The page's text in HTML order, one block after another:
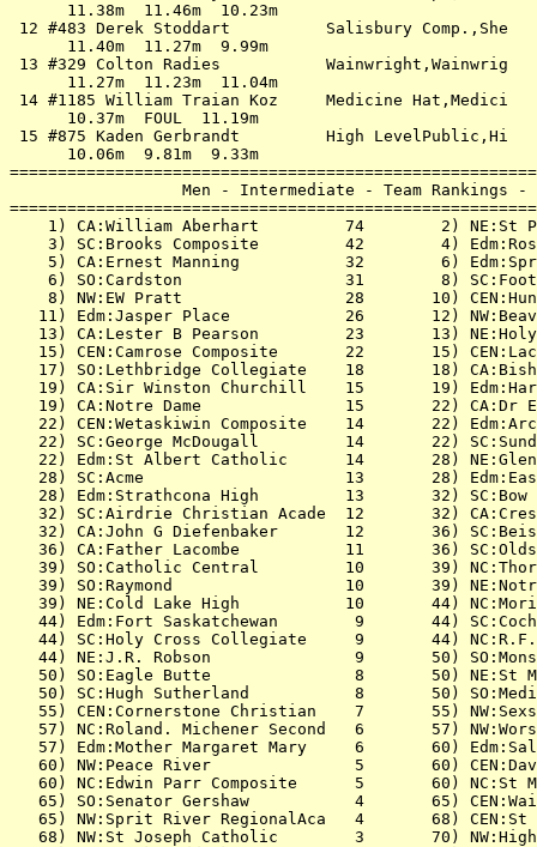
11.38m
12 #483 Derek Stoddart          Salisbury
11.40m
13 #329 Colton Radies
11.27m
14 #1185 William Traian Koz     Medicine
10.37m
15 #875 Kaden Gerbrandt         High
10.06m
Men - Intermediate - Team
1) CA:William Aberhart         74        2)
3) SC:Brooks Composite         42        4)
5) CA:Ernest Manning           32        6)
6) SO:Cardston                 31        8)
8) NW:EW Pratt                 28       10)
11) Edm:Jasper Place            26       12)
13) CA:Lester B Pearson         23       13)
15) CEN:Camrose Composite       22       15)
17) SO:Lethbridge Collegiate    18       18)
19) CA:Sir Winston Churchill    15       19)
19) CA:Notre Dame               15       22)
22) CEN:Wetaskiwin Composite    14       22)
22) SC:George McDougall         14       22)
22) Edm:St Albert Catholic      14       28)
28) SC:Acme                     13       28)
28) Edm:Strathcona High         13       32)
32) SC:Airdrie Christian Acade  12       32)
32) CA:John G Diefenbaker       12       36)
36) CA:Father Lacombe           11       36)
39) SO:Catholic Central         10       39)
39) SO:Raymond                  10       39)
39) NE:Cold Lake High           10       44)
44) Edm:Fort Saskatchewan        9       44)
44) SC:Holy Cross Collegiate     9       44)
44) NE:J.R. Robson               9       50)
50) SO:Eagle Butte               8       50)
50) SC:Hugh Sutherland           8       50)
55) CEN:Cornerstone Christian    7       55)
57) NC:Roland. Michener Second   6       57)
57) Edm:Mother Margaret Mary     6       60)
60) NW:Peace River               5       60)
60) NC:Edwin Parr Composite      5       60)
65) SO:Senator Gershaw           4       65)
65) NW:Sprit River RegionalAca   4       68)
68) NW:St Joseph Catholic        3       70)